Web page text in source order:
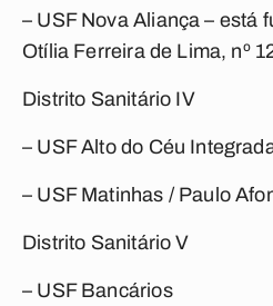
– USF Nova Aliança – está
Otília Ferreira de Lima, nº
Distrito Sanitário IV
– USF Alto do Céu
– USF Matinhas / Paulo
Distrito Sanitário V
– USF Bancários